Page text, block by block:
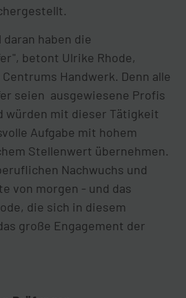
haben die
betont Ulrike Rhode,
Handwerk. Denn alle
seien ausgewiesene Profis
würden mit dieser Tätigkeit
Aufgabe mit hohem
Stellenwert übernehmen.
Nachwuchs und
von morgen - und das
die sich in diesem
große Engagement der